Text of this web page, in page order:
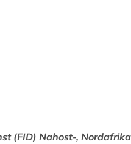
(FID) Nahost-,